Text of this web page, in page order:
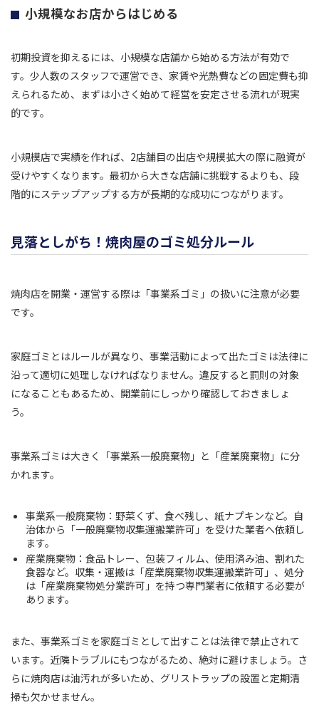
小規模なお店からはじめる
初期投資を抑えるには、小規模な店舗から始める方法が有効で
す。少人数のスタッフで運営でき、家賃や光熱費などの固定費も抑
えられるため、まずは小さく始めて経営を安定させる流れが現実
的です。
小規模店で実績を作れば、2店舗目の出店や規模拡大の際に融資が
受けやすくなります。最初から大きな店舗に挑戦するよりも、段
階的にステップアップする方が長期的な成功につながります。
見落としがち！焼肉屋のゴミ処分ルール
焼肉店を開業・運営する際は「事業系ゴミ」の扱いに注意が必要
です。
家庭ゴミとはルールが異なり、事業活動によって出たゴミは法律に
沿って適切に処理しなければなりません。違反すると罰則の対象
になることもあるため、開業前にしっかり確認しておきましょ
う。
事業系ゴミは大きく「事業系一般廃棄物」と「産業廃棄物」に分
かれます。
事業系一般廃棄物：野菜くず、食べ残し、紙ナプキンなど。自
治体から「一般廃棄物収集運搬業許可」を受けた業者へ依頼し
ます。
産業廃棄物：食品トレー、包装フィルム、使用済み油、割れた
食器など。収集・運搬は「産業廃棄物収集運搬業許可」、処分
は「産業廃棄物処分業許可」を持つ専門業者に依頼する必要が
あります。
また、事業系ゴミを家庭ゴミとして出すことは法律で禁止されて
います。近隣トラブルにもつながるため、絶対に避けましょう。さ
らに焼肉店は油汚れが多いため、グリストラップの設置と定期清
掃も欠かせません。